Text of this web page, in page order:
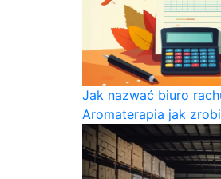
Jak nazwać biuro
Aromaterapia jak